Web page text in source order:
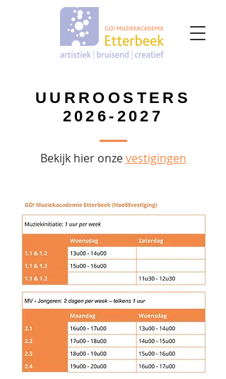
UURROOSTERS
2026-2027
Bekijk hier onzevestigingen